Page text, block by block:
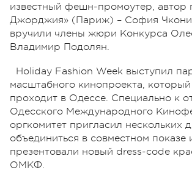
известный фешн-промоутер, автор
Джорджия» (Париж) – София
вручили члены жюри Конкурса
Владимир Подолян.
Holiday Fashion Week выступил
масштабного кинопроекта,
проходит в Одессе. Специально к
Одесского Международного
оргкомитет пригласил нескольких
объединиться в совместном показе
презентовали новый dress-code
ОМКФ.